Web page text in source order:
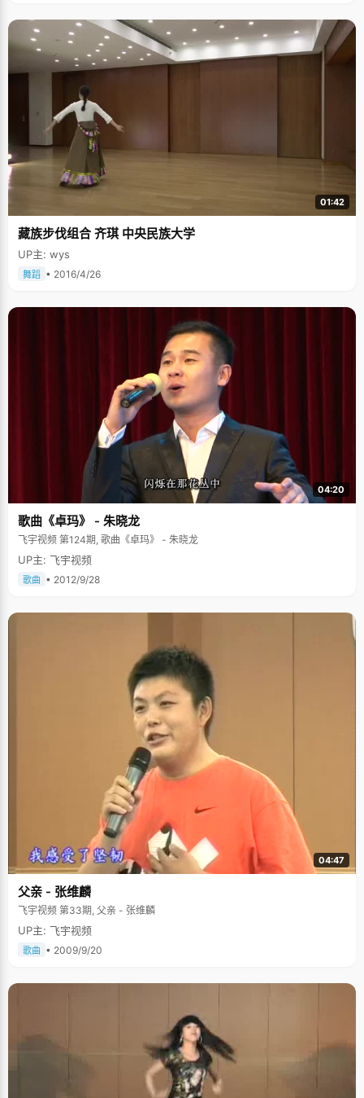
01:42
藏族步伐组合 齐琪 中央民族大学
UP主: wys
舞蹈 • 2016/4/26
04:20
歌曲《卓玛》 - 朱晓龙
飞宇视频 第124期, 歌曲《卓玛》 - 朱晓龙
UP主: 飞宇视频
歌曲 • 2012/9/28
04:47
父亲 - 张维麟
飞宇视频 第33期, 父亲 - 张维麟
UP主: 飞宇视频
歌曲 • 2009/9/20